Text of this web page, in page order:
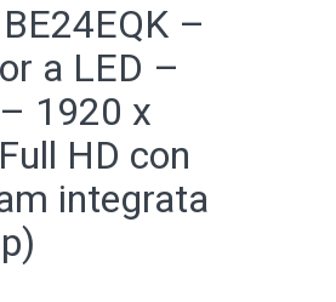
–
a LED –
1920 x
HD con
integrata